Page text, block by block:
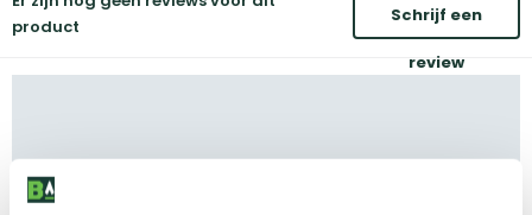
product
Schrijf een
review